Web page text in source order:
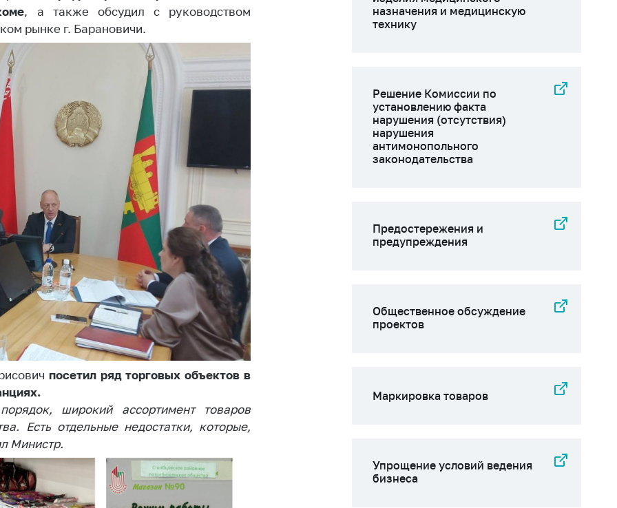
и режим
линия
служба
сайте
о росте
изделия
и
Комиссии
нарушения
, а также обсудил с руководством
рынке г. Барановичи.
посетил ряд торговых объектов в
широкий ассортимент товаров
Есть отдельные недостатки, которые,
Министр.
назначения и медицинскую
технику
Решение Комиссии по
установлению факта
нарушения (отсутствия)
нарушения
антимонопольного
законодательства
Предостережения и
предупреждения
Общественное обсуждение
проектов
Маркировка товаров
Упрощение условий ведения
бизнеса